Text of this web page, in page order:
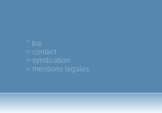
^ top
> contact
> syndication
> mentions legales